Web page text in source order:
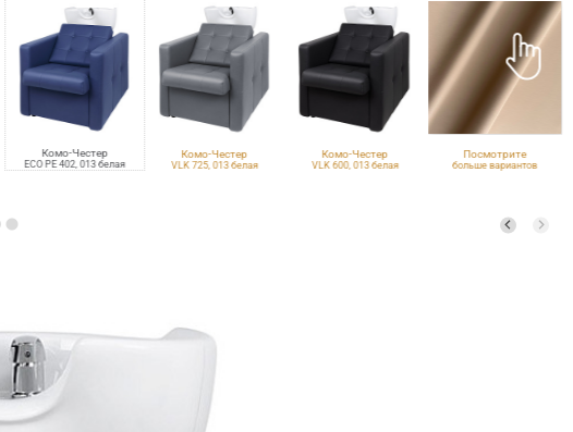
Комо-Честер
ECO PE 402, 013 белая
Комо-Честер
VLK 725, 013 белая
Комо-Честер
VLK 600, 013 белая
Посмотрите
больше вариантов